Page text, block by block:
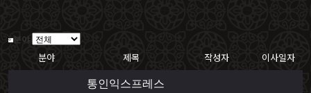
분야
분야 제목 작성자 이사일자
통인익스프레스